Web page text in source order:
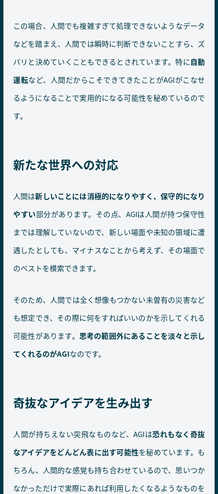
この場合、人間でも複雑すぎて処理できないようなデータ
などを踏まえ、人間では瞬時に判断できないことすら、ズ
バリと決めていくこともできるとされています。特に自動
運転など、人間だからこそできてきたことがAGIがこなせ
るようになることで実用的になる可能性を秘めているので
す。
新たな世界への対応
人間は新しいことには消極的になりやすく、保守的になり
やすい部分があります。その点、AGIは人間が持つ保守性
までは理解していないので、新しい場面や未知の領域に遭
遇したとしても、マイナスなことから考えず、その場面で
のベストを模索できます。
そのため、人間では全く想像もつかない未曽有の災害など
も想定でき、その際に何をすればいいのかを示してくれる
可能性があります。 思考の範囲外にあることを淡々と示し
てくれるのがAGIなのです。
奇抜なアイデアを生み出す
人間が持ちえない突飛なものなど、AGIは恐れもなく奇抜
なアイデアをどんどん表に出す可能性を秘めています。も
ちろん、人間的な感覚も持ち合わせているので、思いつか
なかっただけで実際にあれば利用したくなるようなものを